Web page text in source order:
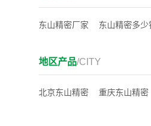
东山精密厂家 东山精密多少
地区产品/CITY
北京东山精密 重庆东山精密